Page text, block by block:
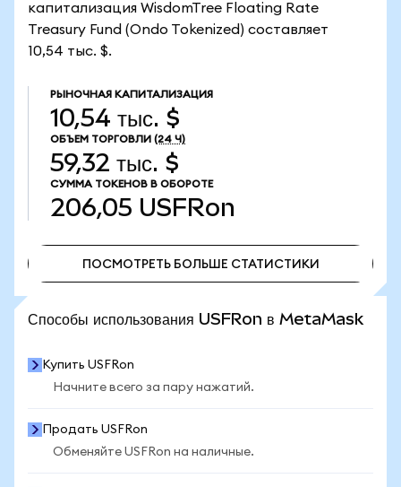
капитализация WisdomTree Floating Rate
Treasury Fund (Ondo Tokenized) составляет
10,54 тыс. $.
РЫНОЧНАЯ КАПИТАЛИЗАЦИЯ
10,54 тыс. $
ОБЪЕМ ТОРГОВЛИ (24 Ч)
59,32 тыс. $
СУММА ТОКЕНОВ В ОБОРОТЕ
206,05 USFRon
ПОСМОТРЕТЬ БОЛЬШЕ СТАТИСТИКИ
Способы использования USFRon в MetaMask
Купить USFRon
Начните всего за пару нажатий.
Продать USFRon
Обменяйте USFRon на наличные.